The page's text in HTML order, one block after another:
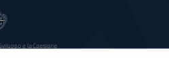
e la Coesione